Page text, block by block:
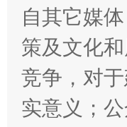
如何以同查同治
自其它媒
策及文化
竞争，对
实意义；